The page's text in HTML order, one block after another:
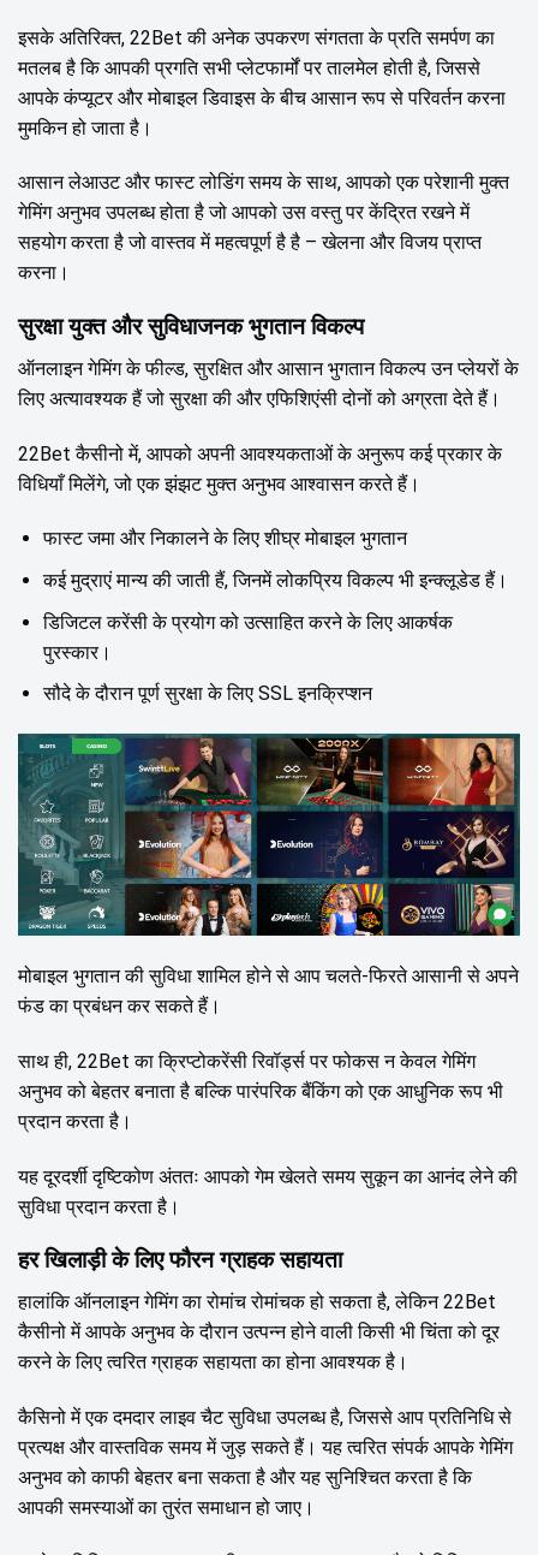
इसके अतिरिक्त, 22Bet की अनेक उपकरण संगतता के प्रति समर्पण का
मतलब है कि आपकी प्रगति सभी प्लेटफार्मों पर तालमेल होती है, जिससे
आपके कंप्यूटर और मोबाइल डिवाइस के बीच आसान रूप से परिवर्तन करना
मुमकिन हो जाता है।
आसान लेआउट और फास्ट लोडिंग समय के साथ, आपको एक परेशानी मुक्त
गेमिंग अनुभव उपलब्ध होता है जो आपको उस वस्तु पर केंद्रित रखने में
सहयोग करता है जो वास्तव में महत्वपूर्ण है है – खेलना और विजय प्राप्त
करना।
सुरक्षा युक्त और सुविधाजनक भुगतान विकल्प
ऑनलाइन गेमिंग के फील्ड, सुरक्षित और आसान भुगतान विकल्प उन प्लेयरों के
लिए अत्यावश्यक हैं जो सुरक्षा की और एफिशिएंसी दोनों को अग्रता देते हैं।
22Bet कैसीनो में, आपको अपनी आवश्यकताओं के अनुरूप कई प्रकार के
विधियाँ मिलेंगे, जो एक झंझट मुक्त अनुभव आश्वासन करते हैं।
फास्ट जमा और निकालने के लिए शीघ्र मोबाइल भुगतान
कई मुद्राएं मान्य की जाती हैं, जिनमें लोकप्रिय विकल्प भी इन्क्लूडेड हैं।
डिजिटल करेंसी के प्रयोग को उत्साहित करने के लिए आकर्षक
पुरस्कार।
सौदे के दौरान पूर्ण सुरक्षा के लिए SSL इनक्रिप्शन
मोबाइल भुगतान की सुविधा शामिल होने से आप चलते-फिरते आसानी से अपने
फंड का प्रबंधन कर सकते हैं।
साथ ही, 22Bet का क्रिप्टोकरेंसी रिवॉर्ड्स पर फोकस न केवल गेमिंग
अनुभव को बेहतर बनाता है बल्कि पारंपरिक बैंकिंग को एक आधुनिक रूप भी
प्रदान करता है।
यह दूरदर्शी दृष्टिकोण अंततः आपको गेम खेलते समय सुकून का आनंद लेने की
सुविधा प्रदान करता है।
हर खिलाड़ी के लिए फौरन ग्राहक सहायता
हालांकि ऑनलाइन गेमिंग का रोमांच रोमांचक हो सकता है, लेकिन 22Bet
कैसीनो में आपके अनुभव के दौरान उत्पन्न होने वाली किसी भी चिंता को दूर
करने के लिए त्वरित ग्राहक सहायता का होना आवश्यक है।
कैसिनो में एक दमदार लाइव चैट सुविधा उपलब्ध है, जिससे आप प्रतिनिधि से
प्रत्यक्ष और वास्तविक समय में जुड़ सकते हैं। यह त्वरित संपर्क आपके गेमिंग
अनुभव को काफी बेहतर बना सकता है और यह सुनिश्चित करता है कि
आपकी समस्याओं का तुरंत समाधान हो जाए।